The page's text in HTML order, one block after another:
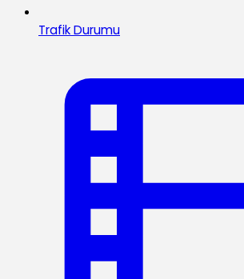
Trafik Durumu